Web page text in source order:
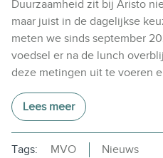
Duurzaamheid zit bij Aristo
maar juist in de dagelijkse
meten we sinds september
voedsel er na de lunch
deze metingen uit te voeren
Lees meer
Tags: MVO Nieuws